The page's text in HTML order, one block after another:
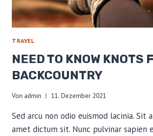
TRAVEL
NEED TO KNOW KNOTS
BACKCOUNTRY
Von admin 11. Dezember 2021
Sed arcu non odio euismod lacinia. Sit
amet dictum sit. Nunc pulvinar sapien